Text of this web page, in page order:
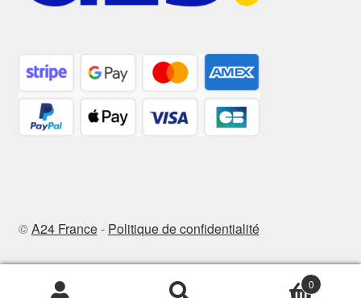
©A24 France- Politique de confidentialité
Recherche
Recherche
0